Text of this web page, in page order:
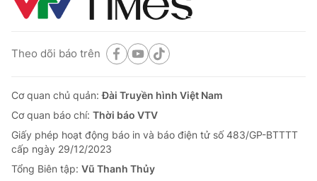
Theo dõi báo trên
Cơ quan chủ quản:Đài Truyền hình Việt Nam
Cơ quan báo chí: Thời báo VTV
Giấy phép hoạt động báo in và báo điện tử số 483/GP-BTTTT
cấp ngày 29/12/2023
Tổng Biên tập: Vũ Thanh Thủy